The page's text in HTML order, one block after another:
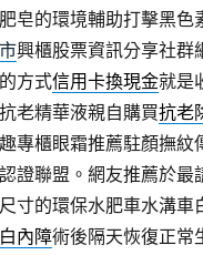
皂的環境輔助打擊黑色
興櫃股票資訊分享社群
方式信用卡換現金就是
老精華液親自購買抗老
專櫃眼霜推薦駐顏撫紋
證聯盟。網友推薦於最
寸的環保水肥車水溝車
白內障術後隔天恢復正常